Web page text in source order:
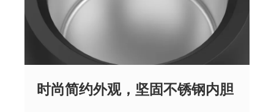
时尚简约外观，坚固不锈钢内胆